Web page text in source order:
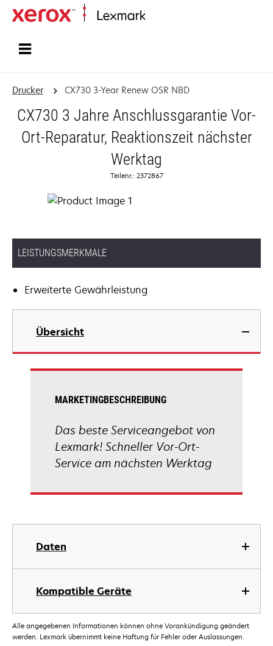
Drucker CX730 3-Year Renew OSR NBD
CX730 3 Jahre Anschlussgarantie Vor-
Ort-Reparatur, Reaktionszeit nächster
Werktag
Teilenr.: 2372867
LEISTUNGSMERKMALE
Erweiterte Gewährleistung
Übersicht
Daten
Kompatible Geräte
MARKETINGBESCHREIBUNG
Das beste Serviceangebot von
Lexmark! Schneller Vor-Ort-
Service am nächsten Werktag
Alle angegebenen Informationen können ohne Vorankündigung geändert
werden. Lexmark übernimmt keine Haftung für Fehler oder Auslassungen.